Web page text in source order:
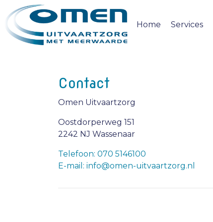
Home Services
Contact
Omen Uitvaartzorg
Oostdorperweg 151
2242 NJ Wassenaar
Telefoon: 070 5146100
E-mail: info@omen-uitvaartzorg.nl